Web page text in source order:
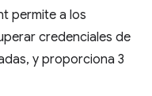
permite a los
credenciales de
y proporciona 3